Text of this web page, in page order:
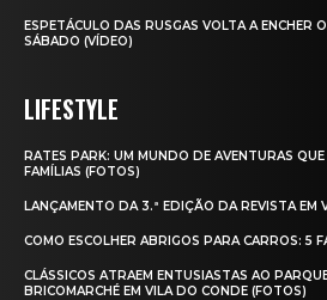
ESPETÁCULO DAS RUSGAS VOLTA A ENCHER
SÁBADO (VÍDEO)
LIFESTYLE
RATES PARK: UM MUNDO DE AVENTURAS
FAMÍLIAS (FOTOS)
LANÇAMENTO DA 3.ª EDIÇÃO DA REVISTA EM
COMO ESCOLHER ABRIGOS PARA CARROS: 5
CLÁSSICOS ATRAEM ENTUSIASTAS AO
BRICOMARCHÉ EM VILA DO CONDE (FOTOS)